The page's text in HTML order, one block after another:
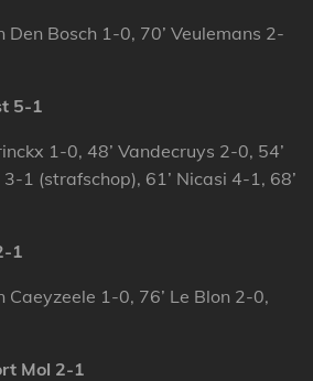
Den Bosch 1-0, 70’ Veulemans 2-
5-1
1-0, 48’ Vandecruys 2-0, 54’
1 (strafschop), 61’ Nicasi 4-1, 68’
1
Caeyzeele 1-0, 76’ Le Blon 2-0,
Mol 2-1